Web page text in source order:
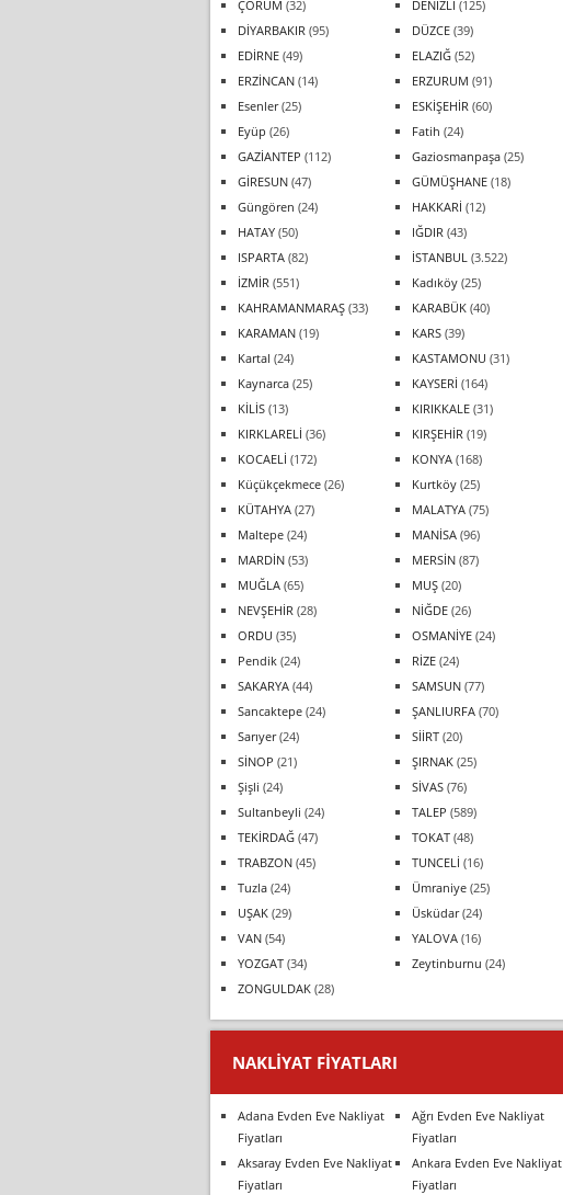
ÇORUM (32) DENİZLİ (125)
DİYARBAKIR (95) DÜZCE (39)
EDİRNE (49) ELAZIĞ (52)
ERZİNCAN (14) ERZURUM (91)
Esenler(25) ESKİŞEHİR (60)
Eyüp (26) Fatih (24)
GAZİANTEP (112) Gaziosmanpaşa (25)
GİRESUN (47) GÜMÜŞHANE (18)
Güngören (24) HAKKARİ (12)
HATAY (50) IĞDIR (43)
ISPARTA (82) İSTANBUL (3.522)
İZMİR (551) Kadıköy (25)
KAHRAMANMARAŞ (33) KARABÜK (40)
KARAMAN (19) KARS (39)
Kartal (24) KASTAMONU (31)
Kaynarca (25) KAYSERİ (164)
KİLİS (13) KIRIKKALE (31)
KIRKLARELİ (36) KIRŞEHİR (19)
KOCAELİ (172) KONYA (168)
Küçükçekmece (26) Kurtköy (25)
KÜTAHYA (27) MALATYA (75)
Maltepe (24) MANİSA (96)
MARDİN (53) MERSİN (87)
MUĞLA (65) MUŞ (20)
NEVŞEHİR (28) NİĞDE (26)
ORDU (35) OSMANİYE (24)
Pendik (24) RİZE (24)
SAKARYA (44) SAMSUN (77)
Sancaktepe (24) ŞANLIURFA (70)
Sarıyer(24) SİİRT (20)
SİNOP (21) ŞIRNAK (25)
Şişli (24) SİVAS (76)
Sultanbeyli (24) TALEP (589)
TEKİRDAĞ (47) TOKAT (48)
TRABZON (45) TUNCELİ (16)
Tuzla (24) Ümraniye (25)
UŞAK (29) Üsküdar(24)
VAN (54) YALOVA (16)
YOZGAT (34) Zeytinburnu (24)
ZONGULDAK (28)
NAKLIYAT FIYATLARI
Adana Evden Eve Nakliyat
Fiyatları
Ağrı Evden Eve Nakliyat
Fiyatları
Aksaray Evden Eve Nakliyat
Fiyatları
Ankara Evden Eve Nakliyat
Fiyatları